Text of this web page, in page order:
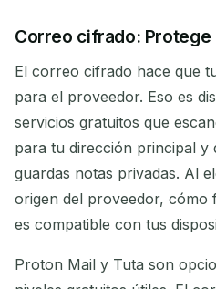
Correo cifrado: Protege
El correo cifrado hace que
para el proveedor. Eso es
servicios gratuitos que
para tu dirección principal y
guardas notas privadas. Al
origen del proveedor, cómo
es compatible con tus
Proton Mail y Tuta son